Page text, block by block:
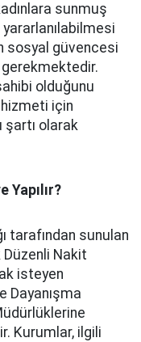
sunmuş
sosyal güvencesi
gerekmektedir.
olduğunu
için
şartı olarak
Yapılır?
tarafından sunulan
Düzenli Nakit
isteyen
Dayanışma
Kurumlar, ilgili